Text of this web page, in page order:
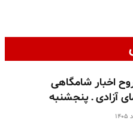
اخبار شامگاهی
آزادی ـ پنجشنبه